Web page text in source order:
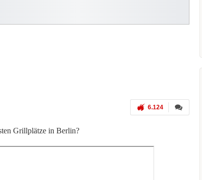
6.124
Grillplätze in Berlin?